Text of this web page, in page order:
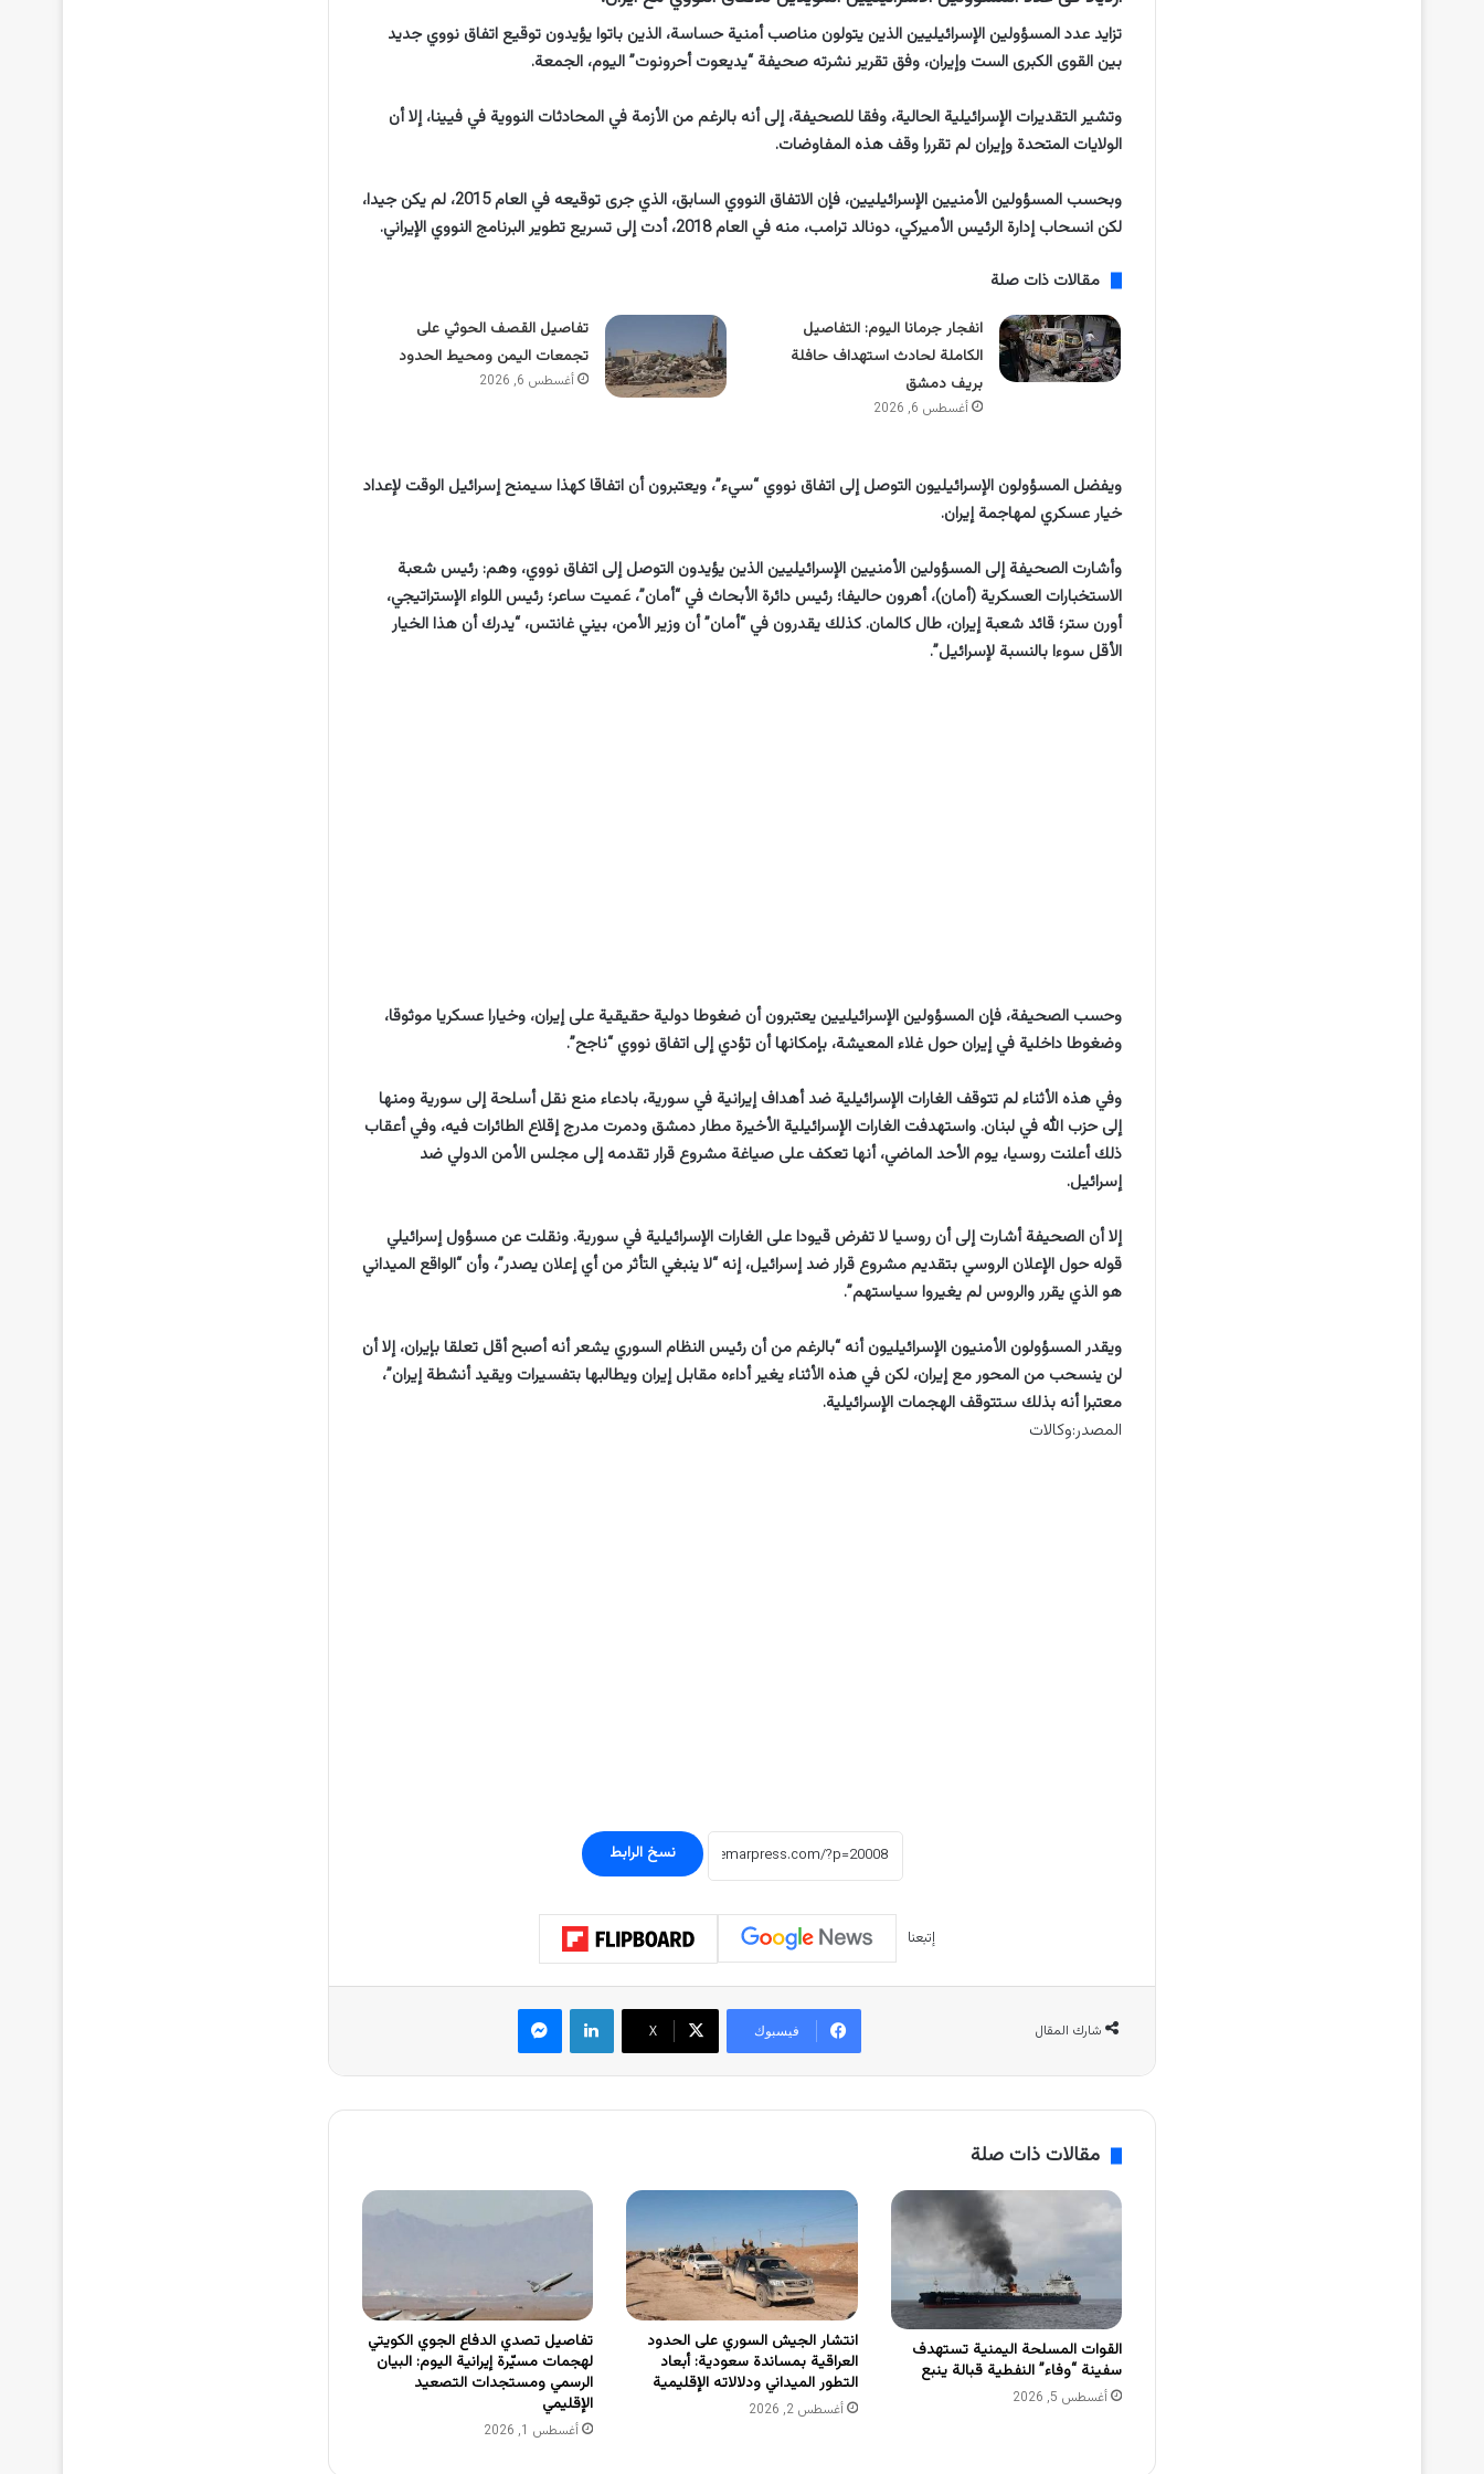
تزايد عدد المسؤولين الإسرائيليين الذين يتولون مناصب أمنية حساسة، الذين باتوا يؤيدون توقيع اتفاق نووي جديد
بين القوى الكبرى الست وإيران، وفق تقرير نشرته صحيفة “يديعوت أحرونوت” اليوم، الجمعة.
وتشير التقديرات الإسرائيلية الحالية، وفقا للصحيفة، إلى أنه بالرغم من الأزمة في المحادثات النووية في فيينا، إلا أن
الولايات المتحدة وإيران لم تقررا وقف هذه المفاوضات.
وبحسب المسؤولين الأمنيين الإسرائيليين، فإن الاتفاق النووي السابق، الذي جرى توقيعه في العام 2015، لم يكن جيدا،
لكن انسحاب إدارة الرئيس الأميركي، دونالد ترامب، منه في العام 2018، أدت إلى تسريع تطوير البرنامج النووي الإيراني.
مقالات ذات صلة
انفجار جرمانا اليوم: التفاصيل
الكاملة لحادث استهداف حافلة
بريف دمشق
أغسطس 6, 2026
تفاصيل القصف الحوثي على
تجمعات اليمن ومحيط الحدود
أغسطس 6, 2026
ويفضل المسؤولون الإسرائيليون التوصل إلى اتفاق نووي “سيء”، ويعتبرون أن اتفاقا كهذا سيمنح إسرائيل الوقت لإعداد
خيار عسكري لمهاجمة إيران.
وأشارت الصحيفة إلى المسؤولين الأمنيين الإسرائيليين الذين يؤيدون التوصل إلى اتفاق نووي، وهم: رئيس شعبة
الاستخبارات العسكرية (أمان)، أهرون حاليفا؛ رئيس دائرة الأبحاث في “أمان”، عَميت ساعر؛ رئيس اللواء الإستراتيجي،
أورن ستر؛ قائد شعبة إيران، طال كالمان. كذلك يقدرون في “أمان” أن وزير الأمن، بيني غانتس، “يدرك أن هذا الخيار
الأقل سوءا بالنسبة لإسرائيل”.
وحسب الصحيفة، فإن المسؤولين الإسرائيليين يعتبرون أن ضغوطا دولية حقيقية على إيران، وخيارا عسكريا موثوقا،
وضغوطا داخلية في إيران حول غلاء المعيشة، بإمكانها أن تؤدي إلى اتفاق نووي “ناجح”.
وفي هذه الأثناء لم تتوقف الغارات الإسرائيلية ضد أهداف إيرانية في سورية، بادعاء منع نقل أسلحة إلى سورية ومنها
إلى حزب الله في لبنان. واستهدفت الغارات الإسرائيلية الأخيرة مطار دمشق ودمرت مدرج إقلاع الطائرات فيه، وفي أعقاب
ذلك أعلنت روسيا، يوم الأحد الماضي، أنها تعكف على صياغة مشروع قرار تقدمه إلى مجلس الأمن الدولي ضد
إسرائيل.
إلا أن الصحيفة أشارت إلى أن روسيا لا تفرض قيودا على الغارات الإسرائيلية في سورية. ونقلت عن مسؤول إسرائيلي
قوله حول الإعلان الروسي بتقديم مشروع قرار ضد إسرائيل، إنه “لا ينبغي التأثر من أي إعلان يصدر”، وأن “الواقع الميداني
هو الذي يقرر والروس لم يغيروا سياستهم”.
ويقدر المسؤولون الأمنيون الإسرائيليون أنه “بالرغم من أن رئيس النظام السوري يشعر أنه أصبح أقل تعلقا بإيران، إلا أن
لن ينسحب من المحور مع إيران، لكن في هذه الأثناء يغير أداءه مقابل إيران ويطالبها بتفسيرات ويقيد أنشطة إيران”،
معتبرا أنه بذلك ستتوقف الهجمات الإسرائيلية.
المصدر:وكالات
نسخ الرابط
إتبعنا
شارك المقال فيسبوك ‫X
لينكدإن
مقالات ذات صلة
القوات المسلحة اليمنية تستهدف
سفينة “وفاء” النفطية قبالة ينبع
أغسطس 5, 2026
انتشار الجيش السوري على الحدود
العراقية بمساندة سعودية: أبعاد
التطور الميداني ودلالاته الإقليمية
أغسطس 2, 2026
تفاصيل تصدي الدفاع الجوي الكويتي
لهجمات مسيّرة إيرانية اليوم: البيان
الرسمي ومستجدات التصعيد
الإقليمي
أغسطس 1, 2026